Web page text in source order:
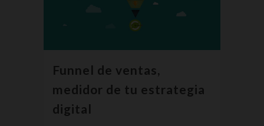
Funnel de ventas,
medidor de tu estrategia
digital